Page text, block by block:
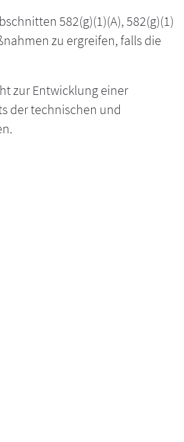
582(g)(1)(A), 582(g)(1)
zu ergreifen, falls die
zur Entwicklung einer
der technischen und